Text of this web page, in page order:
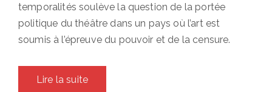
temporalités soulève la question de la portée
politique du théâtre dans un pays où l’art est
soumis à l’épreuve du pouvoir et de la censure.
Lire la suite